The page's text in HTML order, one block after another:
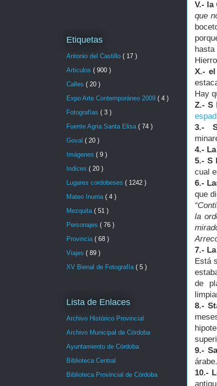
V.- la
que
X.-
Hay
Z.- S
3.-
4.-
5.- S
cual
6.-
que
la
7.-
Está
de
8.-
9.-
árabe.
10.-
Etiquetas
Antonio del Castillo ( 17 )
Articulos ( 900 )
Calles ( 20 )
Expo Arte Contemporáneo 2009 ( 4 )
Fotografías ( 3 )
Fuente Agria Santa Elisa ( 74 )
Goval ( 20 )
Imágenes ( 9 )
Indices ( 20 )
Lugares cordobeses ( 1242 )
Mateo Inurria ( 4 )
Mezquita ( 51 )
Personajes ( 76 )
Provincia ( 68 )
Viajes ( 89 )
XV Bienal de Fotografía ( 5 )
Lista de Enlaces
Archivo Histórico Provincial
Archivo Municipal de Córdoba
Ayuntamiento de Córdoba
Biblioteca Central
Biblioteca Provincial de Córdoba